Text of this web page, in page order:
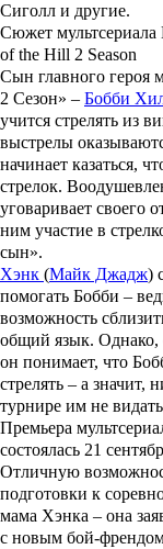
Сиголл и другие.
Сюжет
of the Hill 2 Season
Сын главного героя
2 Сезон» – Бобби
учится стрелять из
выстрелы
начинает казаться,
стрелок.
уговаривает своего
ним участие в
сын».
Хэнк (Майк Джадж)
помогать Бобби –
возможность
общий язык. Однако,
он понимает, что
стрелять – а значит,
турнире им не
Премьера
состоялась 21
Отличную
подготовки к
мама Хэнка – она
с новым бой-